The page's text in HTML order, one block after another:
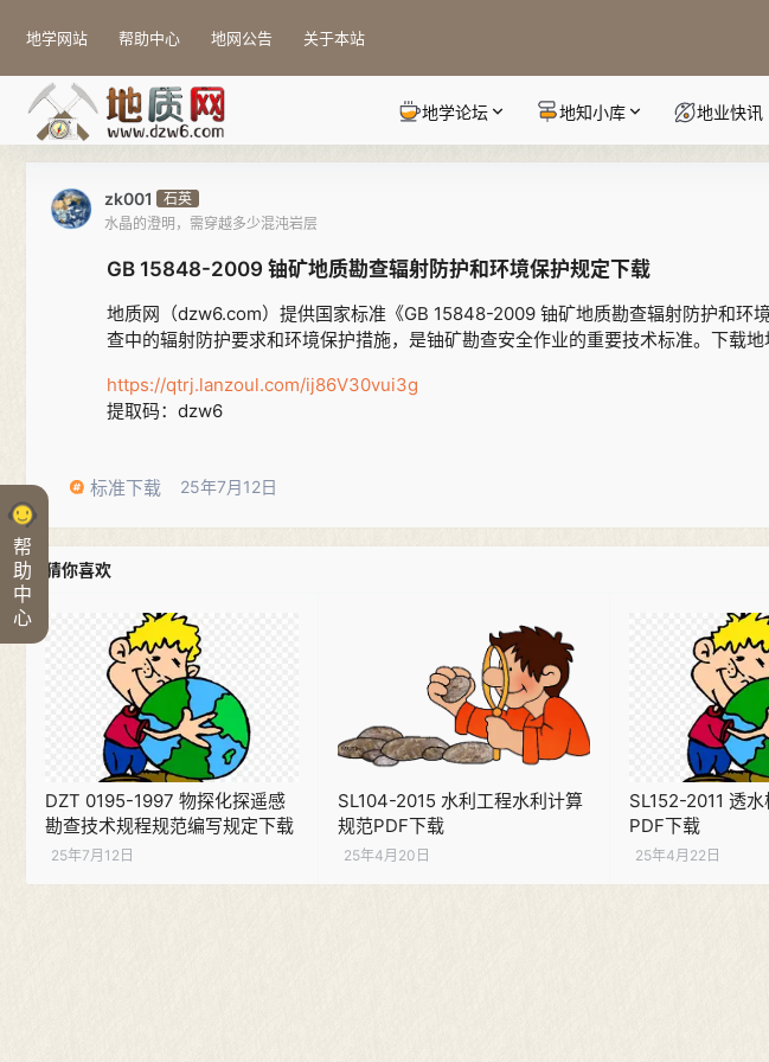
帮
助
中
心
地学网站 帮助中心 地网公告 关于本站
地学论坛 地知小库 地业快讯
zk001
石英
水晶的澄明，需穿越多少混沌岩层
GB 15848-2009 铀矿地质勘查辐射防护和环境保护规定下载
地质网（dzw6.com）提供国家标准《GB 15848-2009 铀矿地质勘查辐射防护和环
查中的辐射防护要求和环境保护措施，是铀矿勘查安全作业的重要技术标准。下载地
https://qtrj.lanzoul.com/ij86V30vui3g
提取码：dzw6
标准下载 25年7月12日
猜你喜欢
DZT 0195-1997 物探化探遥感
勘查技术规程规范编写规定下载
25年7月12日
SL104-2015 水利工程水利计算
规范PDF下载
25年4月20日
SL152-2011 透
PDF下载
25年4月22日